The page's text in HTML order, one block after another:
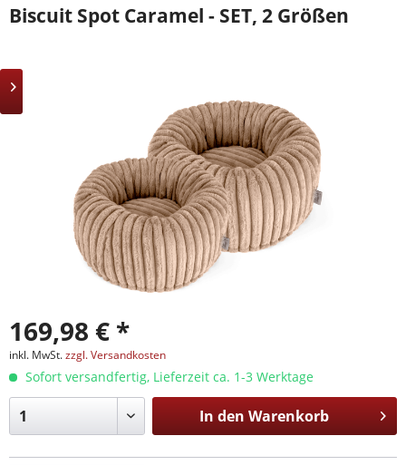
Biscuit Spot Caramel - SET, 2 Größen
169,98 € *
inkl. MwSt.zzgl. Versandkosten
Sofort versandfertig, Lieferzeit ca. 1-3 Werktage
In den Warenkorb